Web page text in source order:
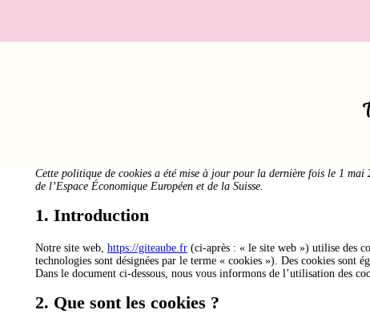
Cette politique de cookies a été mise à jour pour la dernière fois le 1 mai
de l’Espace Économique Européen et de la Suisse.
1. Introduction
Notre site web, https://giteaube.fr (ci-après : « le site web ») utilise des
technologies sont désignées par le terme « cookies »). Des cookies sont
Dans le document ci-dessous, nous vous informons de l’utilisation des
2. Que sont les cookies ?